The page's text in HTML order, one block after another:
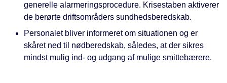
generelle alarmeringsprocedure. Krisestaben aktiverer
de berørte driftsområders sundhedsberedskab.
Personalet bliver informeret om situationen og er
skåret ned til nødberedskab, således, at der sikres
mindst mulig ind- og udgang af mulige smittebærere.